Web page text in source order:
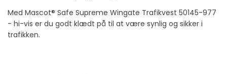
Med Mascot® Safe Supreme Wingate Trafikvest 50145-977
- hi-vis er du godt klædt på til at være synlig og sikker i
trafikken.